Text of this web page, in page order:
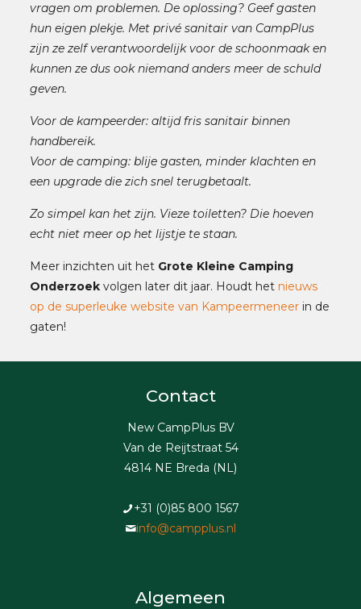
vragen om problemen. De oplossing? Geef gasten
hun eigen plekje. Met privé sanitair van CampPlus
zijn ze zelf verantwoordelijk voor de schoonmaak en
kunnen ze dus ook niemand anders meer de schuld
geven.
Voor de kampeerder: altijd fris sanitair binnen
handbereik.
Voor de camping: blije gasten, minder klachten en
een upgrade die zich snel terugbetaalt.
Zo simpel kan het zijn. Vieze toiletten? Die hoeven
echt niet meer op het lijstje te staan.
Meer inzichten uit het Grote Kleine Camping
Onderzoekvolgen later dit jaar. Houdt het nieuws
op de superleuke website van Kampeermeneerin de
gaten!
Contact
New CampPlus BV
Van de Reijtstraat 54
4814 NE Breda (NL)
+31 (0)85 800 1567
info@campplus.nl
Algemeen